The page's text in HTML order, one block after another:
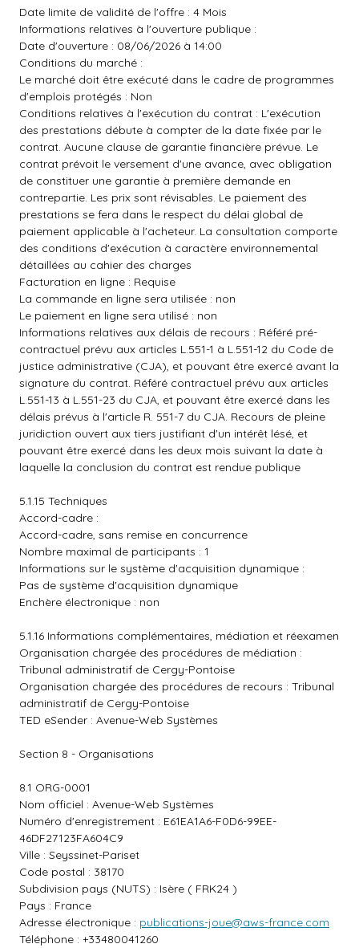
Date limite de validité de l'offre : 4 Mois
Informations relatives à l'ouverture publique :
Date d'ouverture : 08/06/2026 à 14:00
Conditions du marché :
Le marché doit être exécuté dans le cadre de programmes
d'emplois protégés : Non
Conditions relatives à l'exécution du contrat : L'exécution
des prestations débute à compter de la date fixée par le
contrat. Aucune clause de garantie financière prévue. Le
contrat prévoit le versement d'une avance, avec obligation
de constituer une garantie à première demande en
contrepartie. Les prix sont révisables. Le paiement des
prestations se fera dans le respect du délai global de
paiement applicable à l'acheteur. La consultation comporte
des conditions d'exécution à caractère environnemental
détaillées au cahier des charges
Facturation en ligne : Requise
La commande en ligne sera utilisée : non
Le paiement en ligne sera utilisé : non
Informations relatives aux délais de recours : Référé pré-
contractuel prévu aux articles L.551-1 à L.551-12 du Code de
justice administrative (CJA), et pouvant être exercé avant la
signature du contrat. Référé contractuel prévu aux articles
L.551-13 à L.551-23 du CJA, et pouvant être exercé dans les
délais prévus à l'article R. 551-7 du CJA. Recours de pleine
juridiction ouvert aux tiers justifiant d'un intérêt lésé, et
pouvant être exercé dans les deux mois suivant la date à
laquelle la conclusion du contrat est rendue publique
5.1.15 Techniques
Accord-cadre :
Accord-cadre, sans remise en concurrence
Nombre maximal de participants : 1
Informations sur le système d'acquisition dynamique :
Pas de système d'acquisition dynamique
Enchère électronique : non
5.1.16 Informations complémentaires, médiation et réexamen
Organisation chargée des procédures de médiation :
Tribunal administratif de Cergy-Pontoise
Organisation chargée des procédures de recours : Tribunal
administratif de Cergy-Pontoise
TED eSender : Avenue-Web Systèmes
Section 8 - Organisations
8.1 ORG-0001
Nom officiel : Avenue-Web Systèmes
Numéro d'enregistrement : E61EA1A6-F0D6-99EE-
46DF27123FA604C9
Ville : Seyssinet-Pariset
Code postal : 38170
Subdivision pays (NUTS) : Isère ( FRK24 )
Pays : France
Adresse électronique : publications-joue@aws-france.com
Téléphone : +33480041260